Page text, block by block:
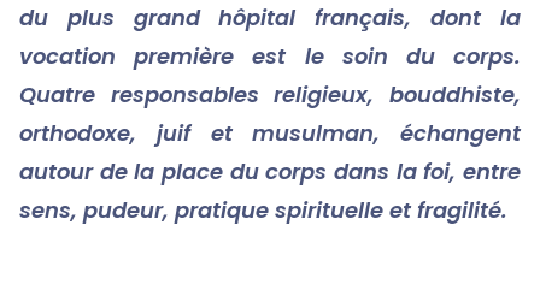
du plus grand hôpital français, dont la
vocation première est le soin du corps.
Quatre responsables religieux, bouddhiste,
orthodoxe, juif et musulman, échangent
autour de la place du corps dans la foi, entre
sens, pudeur, pratique spirituelle et fragilité.